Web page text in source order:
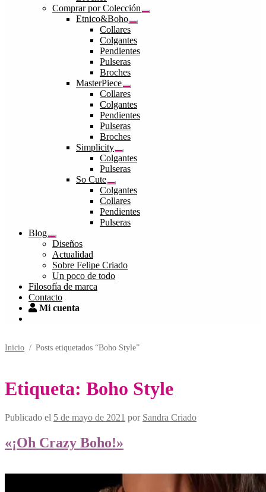
Comprar por Colección
Expandir
Etnico&Boho
Expandir
menú
hijo
Collares
Colgantes
Pendientes
Pulseras
Broches
MasterPiece
Expandir
el
menú
hijo
Collares
Colgantes
Pendientes
Pulseras
Broches
Simplicity
Expandir
el
menú
Colgantes
Pulseras
So Cute
Expandir
el
menú
hijo
Colgantes
Collares
Pendientes
Pulseras
Blog
Expandir
el
menú
hijo
Diseños
Actualidad
Sobre Felipe Criado
Un poco de todo
Filosofía de marca
Contacto
Mi cuenta
Inicio / Posts etiquetados “Boho Style”
Etiqueta: Boho Style
Publicado el 5 de mayo de 2021 por Sandra Criado
«¡Oh Crazy Boho!»